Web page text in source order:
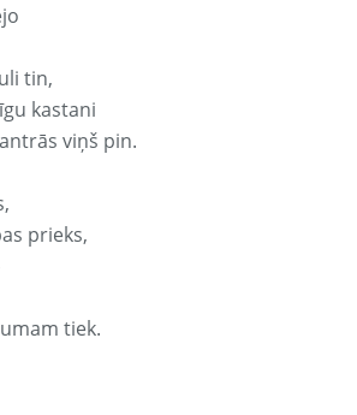
tin,
kastani
viņš pin.
prieks,
tiek.